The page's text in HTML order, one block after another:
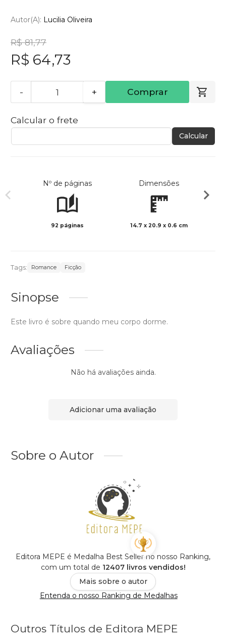
Autor(a): Lucilia Oliveira
R$ 81,77
R$ 64,73
- + Comprar
Calcular o frete
Calcular
Nº de páginas
92 páginas
Dimensões
14.7 x 20.9 x 0.6 cm
Tags: Romance Ficção
Sinopse
Este livro é sobre quando meu corpo dorme.
Avaliações
Não há avaliações ainda.
Adicionar uma avaliação
Sobre o Autor
Editora MEPE é Medalha Best Seller no nosso Ranking,
com um total de 12407 livros vendidos!
Mais sobre o autor
Entenda o nosso Ranking de Medalhas
Outros Títulos de Editora MEPE